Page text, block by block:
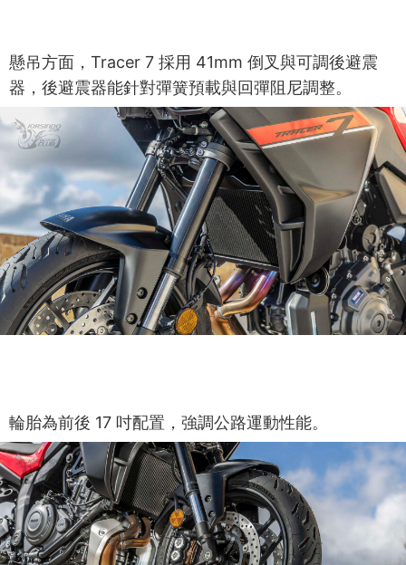
懸吊方面，Tracer 7 採用 41mm 倒叉與可調後避震
器，後避震器能針對彈簧預載與回彈阻尼調整。
輪胎為前後 17 吋配置，強調公路運動性能。